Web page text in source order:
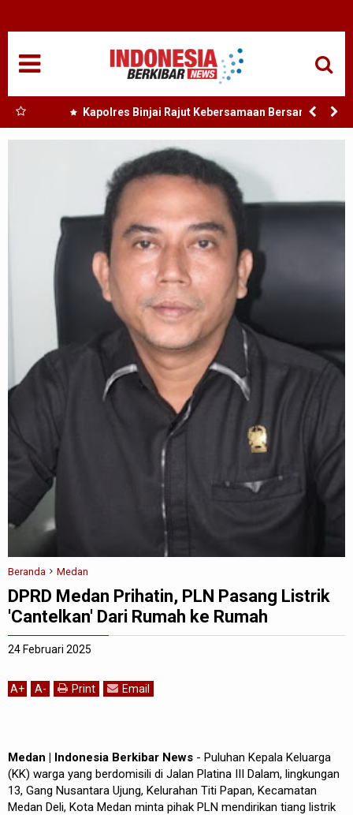
Kapolres Binjai Rajut Kebersamaan Bersama
Komunitas Ojek Online Kota Binjai
Beranda Medan
DPRD Medan Prihatin, PLN Pasang Listrik
'Cantelkan' Dari Rumah ke Rumah
24 Februari 2025
A+ A- Print Email
Medan | Indonesia Berkibar News - Puluhan Kepala Keluarga
(KK) warga yang berdomisili di Jalan Platina III Dalam, lingkungan
13, Gang Nusantara Ujung, Kelurahan Titi Papan, Kecamatan
Medan Deli, Kota Medan minta pihak PLN mendirikan tiang listrik
NASIONAL
SUMUT
MEDAN
TANJUNGBALAI
EDUKASI
ADVETORIAL
REDAKSI